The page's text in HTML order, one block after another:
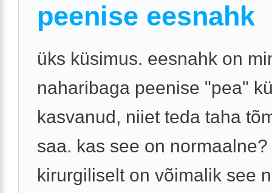
peenise eesnahk
üks küsimus. eesnahk on
naharibaga peenise "pea"
kasvanud, niiet teda taha
saa. kas see on normaalne?
kirurgiliselt on võimalik see